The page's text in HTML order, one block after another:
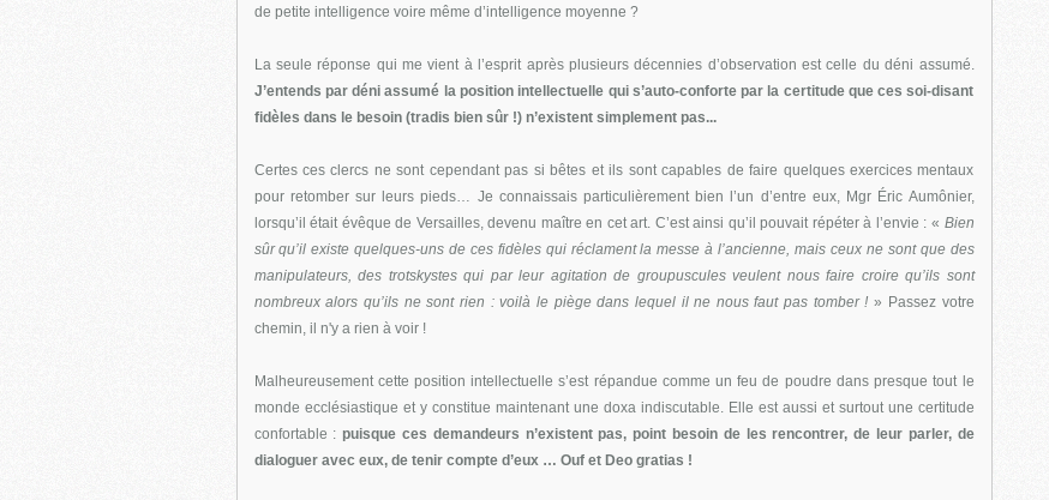
de petite intelligence voire même d’intelligence moyenne ?
La seule réponse qui me vient à l’esprit après plusieurs décennies d’observation est celle du déni assumé.
J’entends par déni assumé la position intellectuelle qui s’auto-conforte par la certitude que ces soi-disant
fidèles dans le besoin (tradis bien sûr !) n’existent simplement pas...
Certes ces clercs ne sont cependant pas si bêtes et ils sont capables de faire quelques exercices mentaux
pour retomber sur leurs pieds… Je connaissais particulièrement bien l’un d’entre eux, Mgr Éric Aumônier,
lorsqu’il était évêque de Versailles, devenu maître en cet art. C’est ainsi qu’il pouvait répéter à l’envie : « Bien
sûr qu’il existe quelques-uns de ces fidèles qui réclament la messe à l’ancienne, mais ceux ne sont que des
manipulateurs, des trotskystes qui par leur agitation de groupuscules veulent nous faire croire qu’ils sont
nombreux alors qu’ils ne sont rien : voilà le piège dans lequel il ne nous faut pas tomber ! » Passez votre
chemin, il n'y a rien à voir !
Malheureusement cette position intellectuelle s’est répandue comme un feu de poudre dans presque tout le
monde ecclésiastique et y constitue maintenant une doxa indiscutable. Elle est aussi et surtout une certitude
confortable :puisque ces demandeurs n’existent pas, point besoin de les rencontrer, de leur parler, de
dialoguer avec eux, de tenir compte d’eux … Ouf et Deo gratias !